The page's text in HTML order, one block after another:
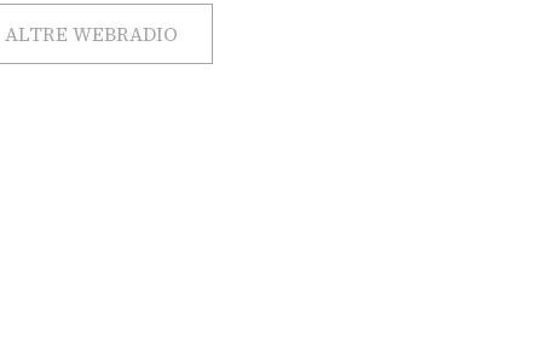
ALTRE WEBRADIO